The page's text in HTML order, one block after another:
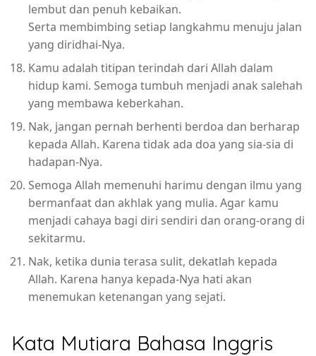
lembut dan penuh kebaikan.
Serta membimbing setiap langkahmu menuju jalan
yang diridhai-Nya.
Kamu adalah titipan terindah dari Allah dalam
hidup kami. Semoga tumbuh menjadi anak salehah
yang membawa keberkahan.
Nak, jangan pernah berhenti berdoa dan berharap
kepada Allah. Karena tidak ada doa yang sia-sia di
hadapan-Nya.
Semoga Allah memenuhi harimu dengan ilmu yang
bermanfaat dan akhlak yang mulia. Agar kamu
menjadi cahaya bagi diri sendiri dan orang-orang di
sekitarmu.
Nak, ketika dunia terasa sulit, dekatlah kepada
Allah. Karena hanya kepada-Nya hati akan
menemukan ketenangan yang sejati.
Kata Mutiara Bahasa Inggris